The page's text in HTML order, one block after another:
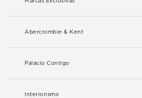
Abercrombie & Kent
Palacio Contigo
Interiorismo